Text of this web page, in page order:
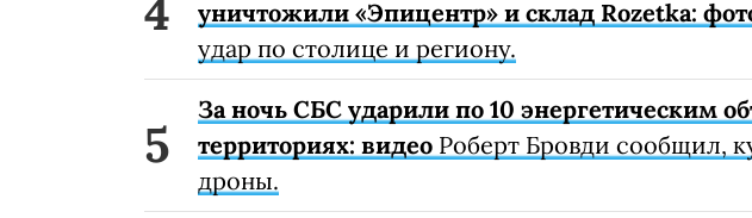
уничтожили «Эпицентр» и склад Rozetka:
удар по столице и региону.
За ночь СБС ударили по 10 энергетическим
территориях: видео Роберт Бровди сообщил,
дроны.